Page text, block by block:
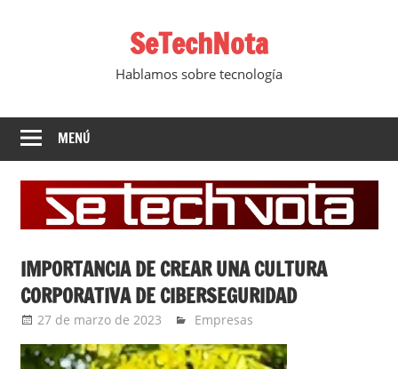
SeTechNota
Hablamos sobre tecnología
MENÚ
IMPORTANCIA DE CREAR UNA CULTURA
CORPORATIVA DE CIBERSEGURIDAD
27 de marzo de 2023 YesidAguilar
Empresas